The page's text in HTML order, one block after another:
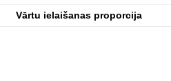
Vārtu ielaišanas proporcija